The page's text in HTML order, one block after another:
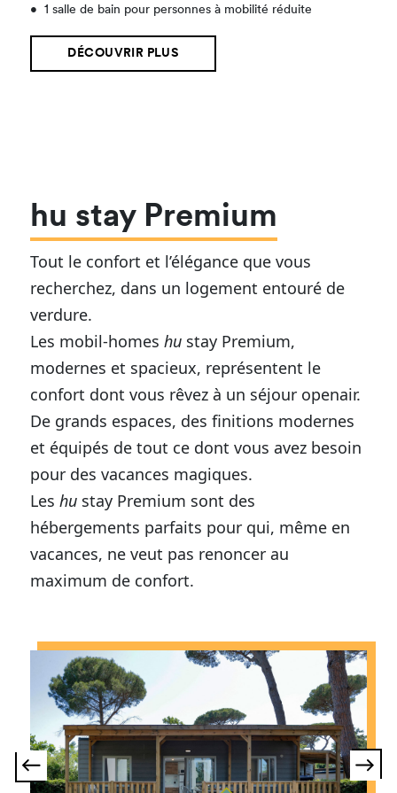
•
1 salle de bain pour personnes à mobilité réduite
DÉCOUVRIR PLUS
hu stay Premium
Tout le confort et l’élégance que vous
recherchez, dans un logement entouré de
verdure.
Les mobil-homeshu stay Premium,
modernes et spacieux, représentent le
confort dont vous rêvez à un séjour openair.
De grands espaces, des finitions modernes
et équipés de tout ce dont vous avez besoin
pour des vacances magiques.
Leshu stay Premium sont des
hébergements parfaits pour qui, même en
vacances, ne veut pas renoncer au
maximum de confort.